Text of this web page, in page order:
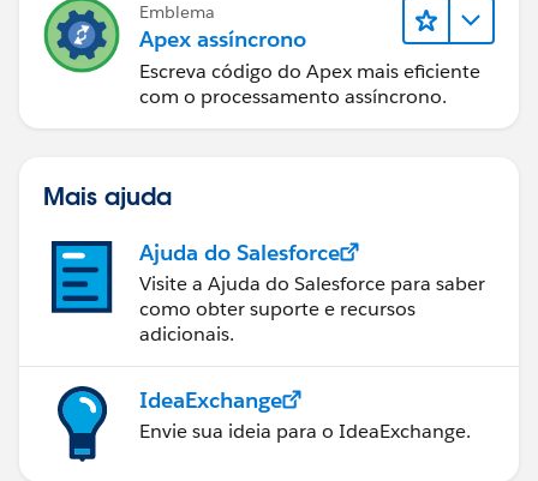
Emblema
Apex assíncrono
Escreva código do Apex mais eficiente
com o processamento assíncrono.
Mais ajuda
Ajuda do Salesforce
Visite a Ajuda do Salesforce para saber
como obter suporte e recursos
adicionais.
IdeaExchange
Envie sua ideia para o IdeaExchange.